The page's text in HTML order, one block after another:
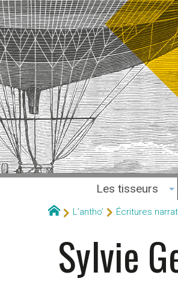
Les tisseurs
L’antho’ Écritures
Sylvie